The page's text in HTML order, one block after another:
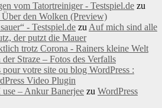
vom Tatortreiniger - Testspiel.de zu
den Wolken (Preview)
- Testspiel.de zu Auf mich sind alle
der putzt die Mauer
trotz Corona - Rainers kleine Welt
Straze – Fotos des Verfalls
votre site ou blog WordPress :
Video Plugin
– Ankur Banerjee zu WordPress